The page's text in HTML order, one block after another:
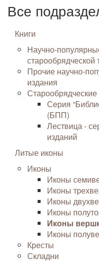
Все
Книги
Научно-
старообрядческой
Прочие научно-
издания
Серия
(БПП)
Лествица -
изданий
Литые иконы
Иконы
Иконы
Иконы
Иконы
Иконы
Иконы
Иконы
Кресты
Складни